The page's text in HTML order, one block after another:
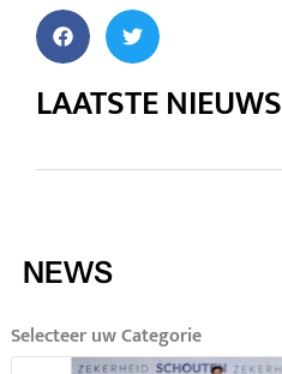
LAATSTE NIEUWS
NEWS
Selecteer uw Categorie